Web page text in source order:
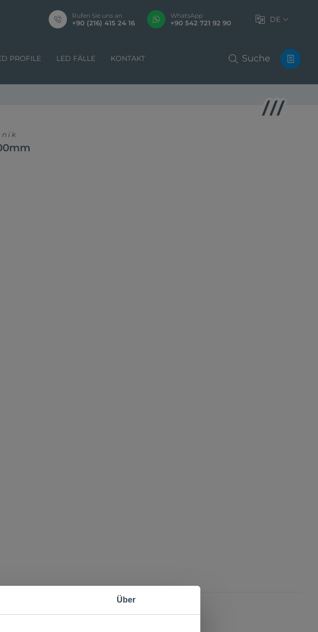
Rufen Sie uns an
+90 (216) 415 24 16
WhatsApp
+90 542 721 92 90 DE
PROFILE LED FÄLLE KONTAKT Suche
Über